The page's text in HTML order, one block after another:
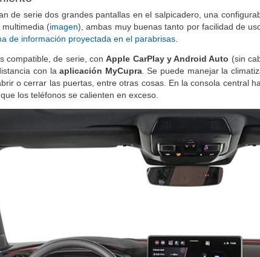
de serie dos grandes pantallas en el salpicadero, una
(imagen), ambas muy buenas tanto por facilidad de
compatible, de serie, conApple CarPlay y Android Auto (sin
con laaplicación MyCupra. Se puede manejar la
o cerrar las puertas, entre otras cosas. En la consola central